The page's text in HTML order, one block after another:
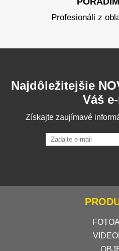
Profesionáli z
Najdôležitejšie
Váš
Získajte zaujímavé